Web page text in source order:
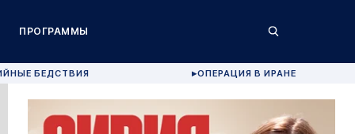
ПРОГРАММЫ
БЕДСТВИЯ ▶ОПЕРАЦИЯ В ИРАНЕ